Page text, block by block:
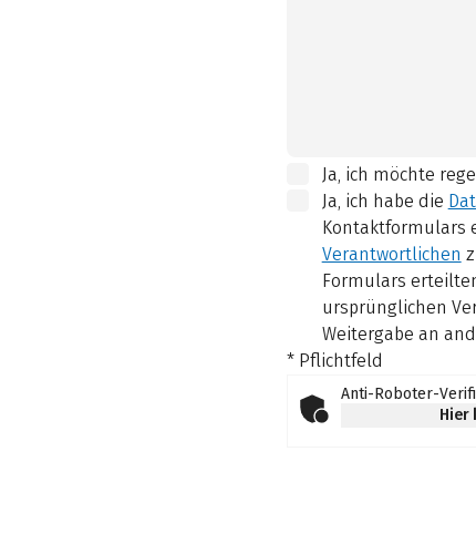
Ja, ich möchte
Ja, ich habe die
Kontaktformulars
Verantwortlichen
Formulars
ursprünglichen
Weitergabe an
* Pflichtfeld
Anti-Roboter-
Hier